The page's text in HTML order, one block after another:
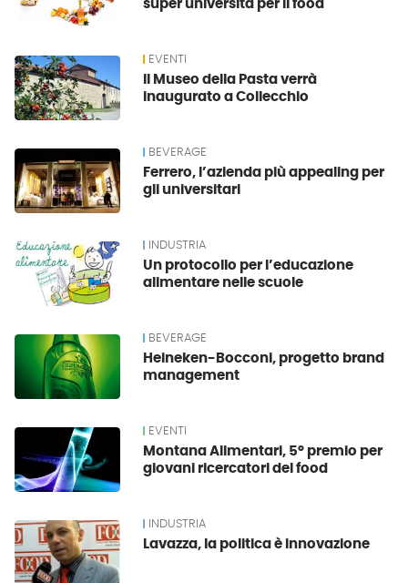
super università per il food
EVENTI
Il Museo della Pasta verrà
inaugurato a Collecchio
BEVERAGE
Ferrero, l’azienda più appealing per
gli universitari
INDUSTRIA
Un protocollo per l’educazione
alimentare nelle scuole
BEVERAGE
Heineken-Bocconi, progetto brand
management
EVENTI
Montana Alimentari, 5° premio per
giovani ricercatori del food
INDUSTRIA
Lavazza, la politica è innovazione